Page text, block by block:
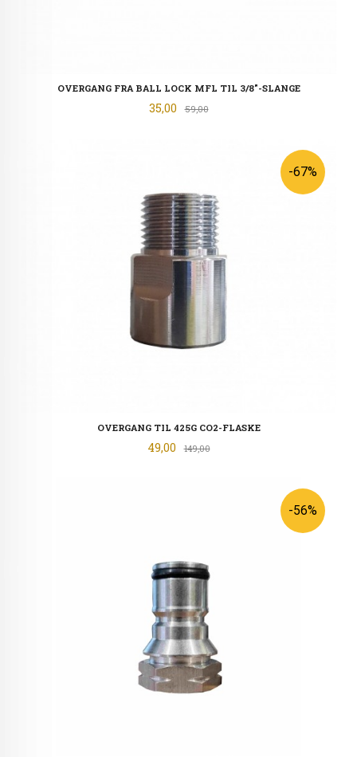
OVERGANG FRA BALL LOCK MFL TIL 3/8"-SLANGE
Tilbud
35,00 59,00Rabatt
OVERGANG TIL 425G CO2-FLASKE
Tilbud
49,00 149,00Rabatt
-67%
-56%